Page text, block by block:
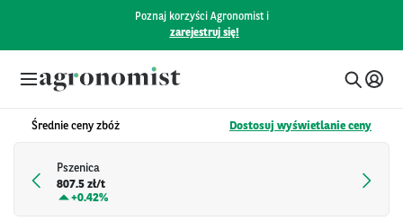
Poznaj korzyści Agronomist i
zarejestruj się!
Średnie ceny zbóż Dostosuj wyświetlanie ceny
Pszenica
807.5 zł/t
+0.42%